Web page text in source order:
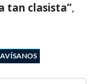
tan clasista”,
AVÍSANOS